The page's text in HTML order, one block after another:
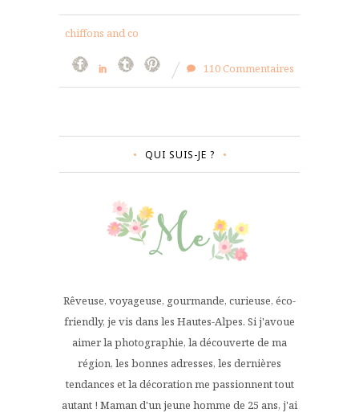
chiffons and co
110 Commentaires
QUI SUIS-JE ?
Rêveuse, voyageuse, gourmande, curieuse, éco-
friendly, je vis dans les Hautes-Alpes. Si j'avoue
aimer la photographie, la découverte de ma
région, les bonnes adresses, les dernières
tendances et la décoration me passionnent tout
autant ! Maman d'un jeune homme de 25 ans, j'ai